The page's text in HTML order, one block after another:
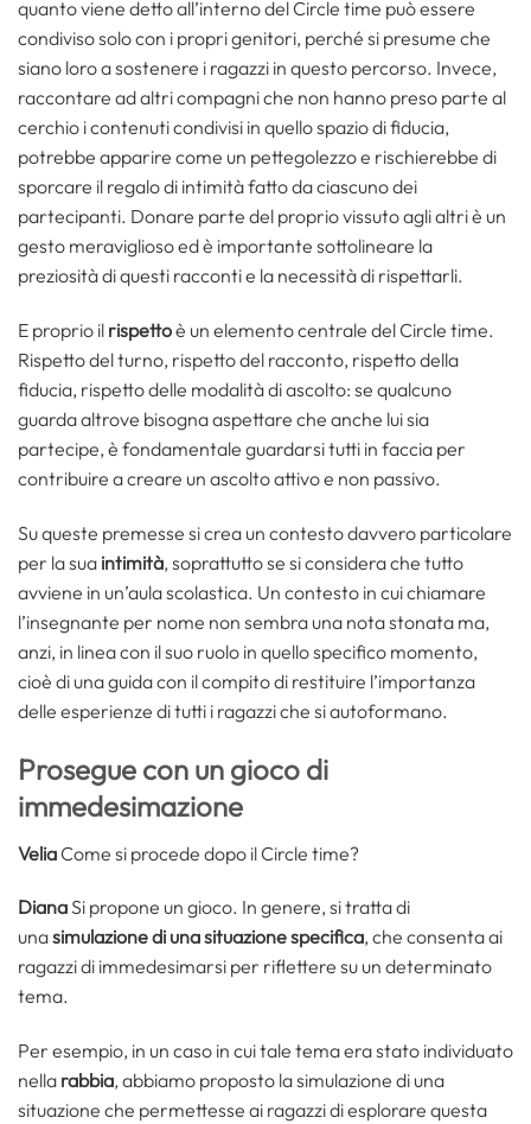
quanto viene detto all’interno del Circle time può essere
condiviso solo con i propri genitori, perché si presume che
siano loro a sostenere i ragazzi in questo percorso. Invece,
raccontare ad altri compagni che non hanno preso parte al
cerchio i contenuti condivisi in quello spazio di fiducia,
potrebbe apparire come un pettegolezzo e rischierebbe di
sporcare il regalo di intimità fatto da ciascuno dei
partecipanti. Donare parte del proprio vissuto agli altri è un
gesto meraviglioso ed è importante sottolineare la
preziosità di questi racconti e la necessità di rispettarli.
E proprio il rispettoè un elemento centrale del Circle time.
Rispetto del turno, rispetto del racconto, rispetto della
fiducia, rispetto delle modalità di ascolto: se qualcuno
guarda altrove bisogna aspettare che anche lui sia
partecipe, è fondamentale guardarsi tutti in faccia per
contribuire a creare un ascolto attivo e non passivo.
Su queste premesse si crea un contesto davvero particolare
per la sua intimità, soprattutto se si considera che tutto
avviene in un’aula scolastica. Un contesto in cui chiamare
l’insegnante per nome non sembra una nota stonata ma,
anzi, in linea con il suo ruolo in quello specifico momento,
cioè di una guida con il compito di restituire l’importanza
delle esperienze di tutti i ragazzi che si autoformano.
Prosegue con un gioco di
immedesimazione
VeliaCome si procede dopo il Circle time?
DianaSi propone un gioco. In genere, si tratta di
unasimulazione di una situazione specifica, che consenta ai
ragazzi di immedesimarsi per riflettere su un determinato
tema.
Per esempio, in un caso in cui tale tema era stato individuato
nella rabbia, abbiamo proposto la simulazione di una
situazione che permettesse ai ragazzi di esplorare questa